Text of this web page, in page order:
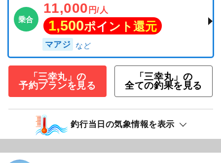
乗合
11,000 円/人
1,500ポイント還元
マアジ
「三幸丸」の
予約プランを見る
「三幸丸」の
全ての釣果を見る
釣行当日の気象情報を表示